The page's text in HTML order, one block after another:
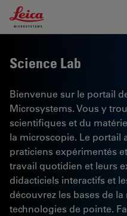
Leica Microsystems Logo
Science Lab
Bienvenue sur le portail
Microsystems. Vous y
scientifiques et du
la microscopie. Le portail
praticiens expérimentés
travail quotidien et leurs
didacticiels interactifs et
découvrez les bases de
technologies de pointe.